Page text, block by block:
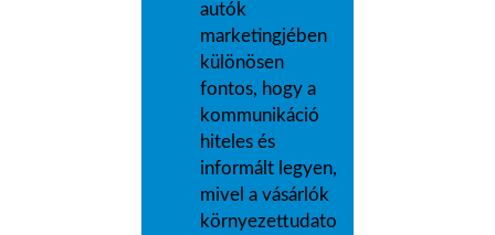
autók
marketingjében
különösen
fontos, hogy a
kommunikáció
hiteles és
informált legyen,
mivel a vásárlók
környezettudato